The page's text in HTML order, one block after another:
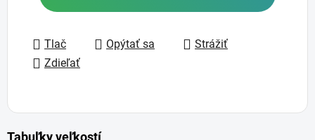
Tlač Opýtať sa
Strážiť
Zdieľať